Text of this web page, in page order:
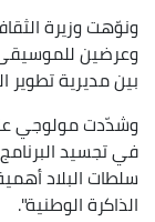
ونوّهت وزيرة
وعرضين للموسيقى
بين مديرية تطوير
وشدّدت مولوجي
في تجسيد البرنامج
سلطات البلاد
الذاكرة الوطنية".